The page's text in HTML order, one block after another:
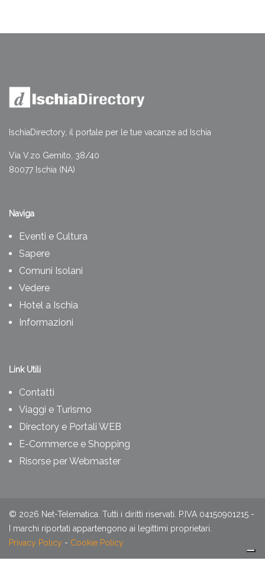
IschiaDirectory, il portale per le tue vacanze ad Ischia
Via V.zo Gemito, 38/40
80077 Ischia (NA)
Naviga
Eventi e Cultura
Sapere
Comuni Isolani
Vedere
Hotel a Ischia
Informazioni
Link Utili
Contatti
Viaggi e Turismo
Directory e Portali WEB
E-Commerce e Shopping
Risorse per Webmaster
© 2026 Net-Telematica. Tutti i diritti riservati. P.IVA 04150901215 -
I marchi riportati appartengono ai legittimi proprietari.
Privacy Policy - Cookie Policy